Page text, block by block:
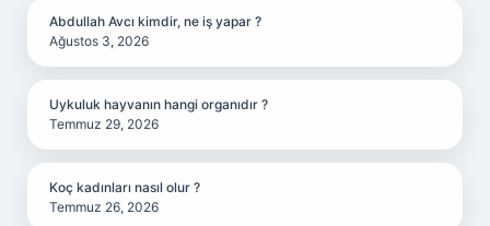
Abdullah Avcı kimdir, ne iş yapar ?
Ağustos 3, 2026
Uykuluk hayvanın hangi organıdır ?
Temmuz 29, 2026
Koç kadınları nasıl olur ?
Temmuz 26, 2026